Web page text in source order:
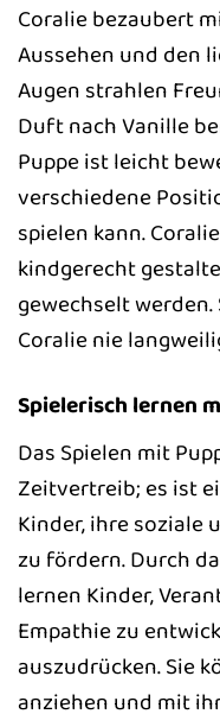
Coralie bezaubert
Aussehen und den
Augen strahlen
Duft nach Vanille
Puppe ist leicht
verschiedene
spielen kann.
kindgerecht
gewechselt
Coralie nie
Spielerisch lernen
Das Spielen mit
Zeitvertreib; es ist
Kinder, ihre soziale
zu fördern. Durch
lernen Kinder,
Empathie zu
auszudrücken. Sie
anziehen und mit